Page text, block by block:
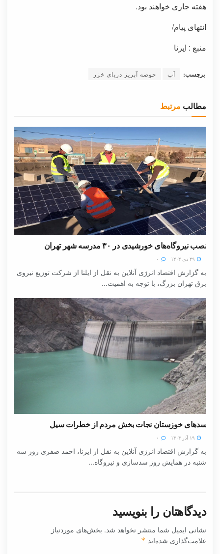
هفته جاری خواهند بود.
انتهای پیام/
منبع : ایرنا
برچسب: آب حوضه آبریز دریای خزر
مطالب مرتبط
نصب نیروگاه‌های خورشیدی در ۳۰ مدرسه شهر تهران
به گزارش اقتصاد انرژی آنلاین به نقل از ایلنا از شرکت توزیع نیروی
برق تهران بزرگ، با توجه به اهمیت...
سدهای خوزستان نجات بخش مردم از خطرات سیل
به گزارش اقتصاد انرژی آنلاین به نقل از ایرنا، احمد صفری روز سه
شنبه در همایش روز سدسازی و نیروگاه...
دیدگاهتان را بنویسید
نشانی ایمیل شما منتشر نخواهد شد. بخش‌های موردنیاز
علامت‌گذاری شده‌اند *